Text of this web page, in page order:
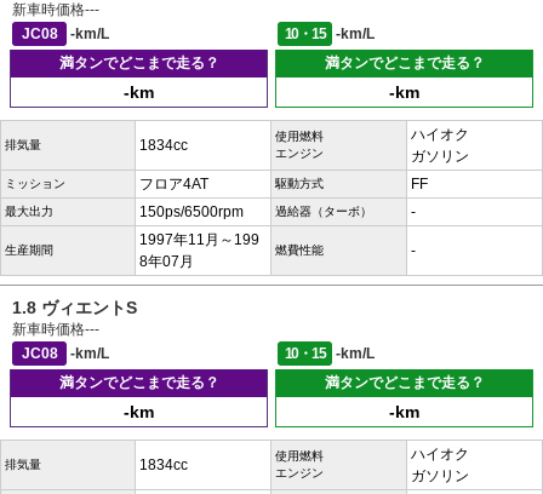
新車時価格---
JC08
-km/L 10・15
-km/L
満タンでどこまで走る？
-km
満タンでどこまで走る？
-km
排気量 1834cc
使用燃料
エンジン
ハイオク
ガソリン
ミッション フロア4AT 駆動方式 FF
最大出力 150ps/6500rpm 過給器（ターボ） -
生産期間
1997年11月～199
8年07月
燃費性能 -
1.8 ヴィエントS
新車時価格---
JC08
-km/L 10・15
-km/L
満タンでどこまで走る？
-km
満タンでどこまで走る？
-km
排気量 1834cc
使用燃料
エンジン
ハイオク
ガソリン